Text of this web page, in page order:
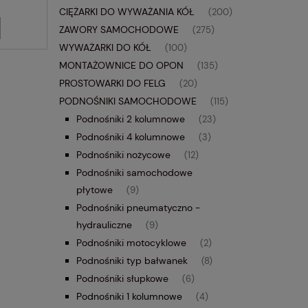
CIĘŻARKI DO WYWAŻANIA KÓŁ (200)
ZAWORY SAMOCHODOWE (275)
WYWAŻARKI DO KÓŁ (100)
MONTAŻOWNICE DO OPON (135)
PROSTOWARKI DO FELG (20)
PODNOŚNIKI SAMOCHODOWE (115)
Podnośniki 2 kolumnowe (23)
Podnośniki 4 kolumnowe (3)
Podnośniki nożycowe (12)
Podnośniki samochodowe
płytowe
(9)
Podnośniki pneumatyczno -
hydrauliczne
(9)
Podnośniki motocyklowe (2)
Podnośniki typ bałwanek (8)
Podnośniki słupkowe (6)
Podnośniki 1 kolumnowe (4)